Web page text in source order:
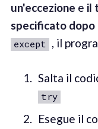
un'eccezione e il
specificato dopo
except , il
Salta il
try
Esegue il